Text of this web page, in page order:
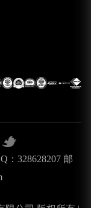
：328628207 邮